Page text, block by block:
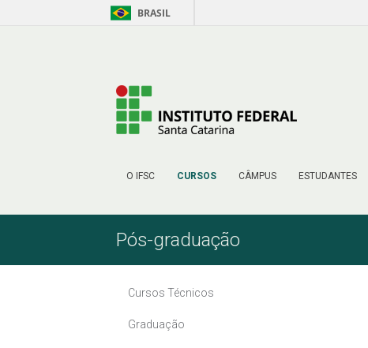
Pular para o Conteúdo BRASIL
O IFSC CURSOS CÂMPUS ESTUDANTES
Pós-graduação
Cursos Técnicos
Graduação